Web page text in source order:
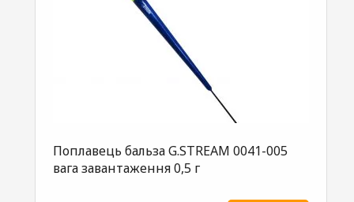
Поплавець бальза G.STREAM 0041-005
вага завантаження 0,5 г